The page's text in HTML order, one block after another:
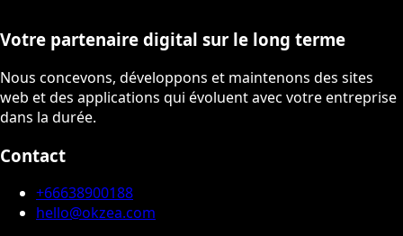
Votre partenaire digital sur le long terme
Nous concevons, développons et maintenons des sites
web et des applications qui évoluent avec votre entreprise
dans la durée.
Contact
+66638900188
hello@okzea.com